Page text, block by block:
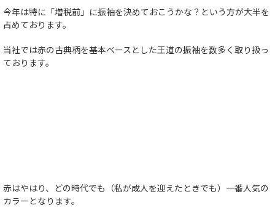
今年は特に「増税前」に振袖を決めておこうかな？という方が大半を
占めております。
当社では赤の古典柄を基本ベースとした王道の振袖を数多く取り扱っ
ております。
赤はやはり、どの時代でも（私が成人を迎えたときでも）一番人気の
カラーとなります。